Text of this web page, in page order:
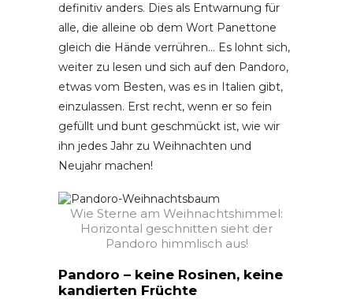
definitiv anders. Dies als Entwarnung für
alle, die alleine ob dem Wort Panettone
gleich die Hände verrühren… Es lohnt sich,
weiter zu lesen und sich auf den Pandoro,
etwas vom Besten, was es in Italien gibt,
einzulassen. Erst recht, wenn er so fein
gefüllt und bunt geschmückt ist, wie wir
ihn jedes Jahr zu Weihnachten und
Neujahr machen!
Wie Sterne am Weihnachtshimmel:
Horizontal geschnitten sieht der
Pandoro himmlisch aus!
Pandoro – keine Rosinen, keine
kandierten Früchte